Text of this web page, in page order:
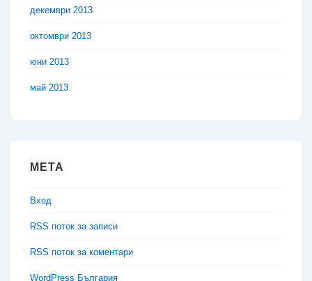
декември 2013
октомври 2013
юни 2013
май 2013
МЕТА
Вход
RSS поток за записи
RSS поток за коментари
WordPress България